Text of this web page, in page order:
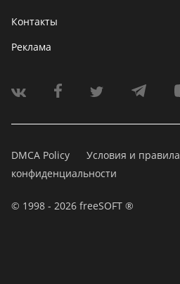
Контакты
Реклама
DMCA Policy Условия и правила
конфиденциальности
© 1998 - 2026 freeSOFT ®